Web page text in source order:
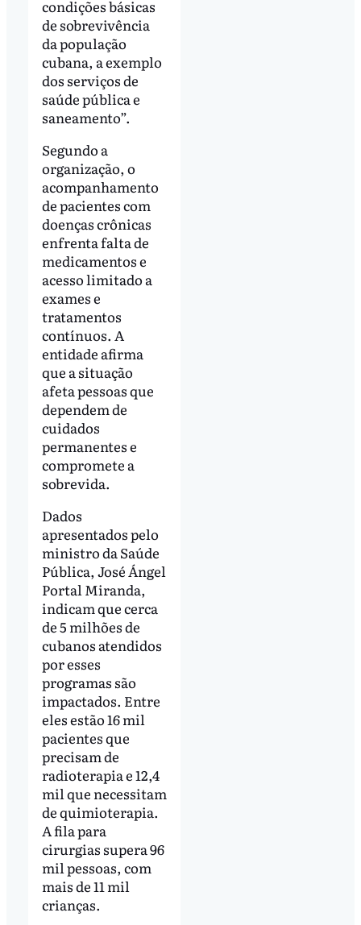
condições básicas
de sobrevivência
da população
cubana, a exemplo
dos serviços de
saúde pública e
saneamento”.
Segundo a
organização, o
acompanhamento
de pacientes com
doenças crônicas
enfrenta falta de
medicamentos e
acesso limitado a
exames e
tratamentos
contínuos. A
entidade afirma
que a situação
afeta pessoas que
dependem de
cuidados
permanentes e
compromete a
sobrevida.
Dados
apresentados pelo
ministro da Saúde
Pública, José Ángel
Portal Miranda,
indicam que cerca
de 5 milhões de
cubanos atendidos
por esses
programas são
impactados. Entre
eles estão 16 mil
pacientes que
precisam de
radioterapia e 12,4
mil que necessitam
de quimioterapia.
A fila para
cirurgias supera 96
mil pessoas, com
mais de 11 mil
crianças.